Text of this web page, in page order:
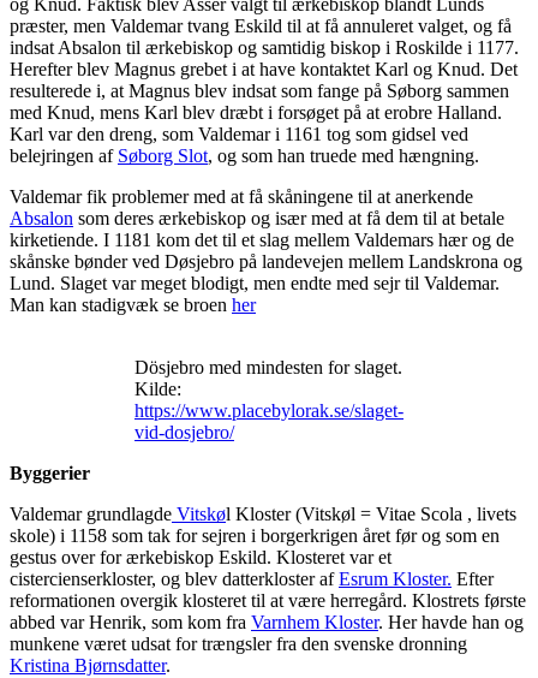
og Knud. Faktisk blev Asser valgt til ærkebiskop blandt Lunds
præster, men Valdemar tvang Eskild til at få annuleret valget, og få
indsat Absalon til ærkebiskop og samtidig biskop i Roskilde i 1177.
Herefter blev Magnus grebet i at have kontaktet Karl og Knud. Det
resulterede i, at Magnus blev indsat som fange på Søborg sammen
med Knud, mens Karl blev dræbt i forsøget på at erobre Halland.
Karl var den dreng, som Valdemar i 1161 tog som gidsel ved
belejringen af Søborg Slot, og som han truede med hængning.
Valdemar fik problemer med at få skåningene til at anerkende
Absalon som deres ærkebiskop og især med at få dem til at betale
kirketiende. I 1181 kom det til et slag mellem Valdemars hær og de
skånske bønder ved Døsjebro på landevejen mellem Landskrona og
Lund. Slaget var meget blodigt, men endte med sejr til Valdemar.
Man kan stadigvæk se broen her
Dösjebro med mindesten for slaget.
Kilde:
https://www.placebylorak.se/slaget-
vid-dosjebro/
Byggerier
Valdemar grundlagde Vitskøl Kloster (Vitskøl = Vitae Scola , livets
skole) i 1158 som tak for sejren i borgerkrigen året før og som en
gestus over for ærkebiskop Eskild. Klosteret var et
cistercienserkloster, og blev datterkloster afEsrum Kloster. Efter
reformationen overgik klosteret til at være herregård. Klostrets første
abbed var Henrik, som kom fra Varnhem Kloster. Her havde han og
munkene været udsat for trængsler fra den svenske dronning
Kristina Bjørnsdatter.